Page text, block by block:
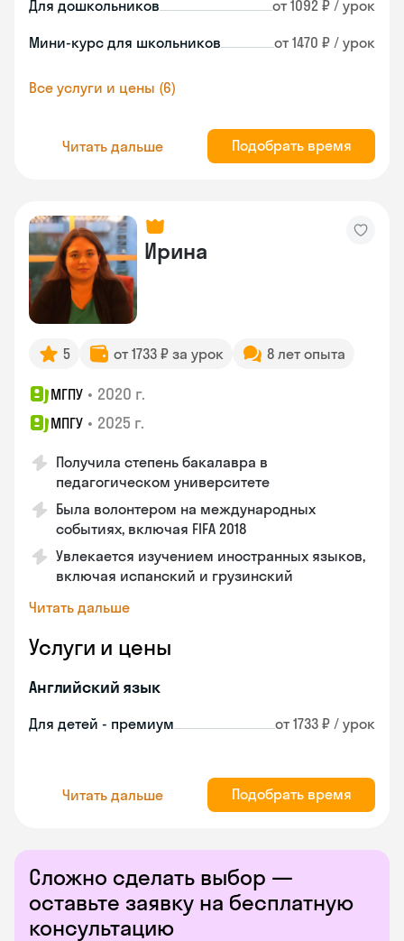
Для дошкольников от 1092 ₽ / урок
Мини-курс для школьников от 1470 ₽ / урок
Все услуги и цены (6)
Читать дальше Подобрать время
Ирина
5 от 1733 ₽ за урок 8 лет опыта
МГПУ • 2020 г.
МПГУ • 2025 г.
Получила степень бакалавра в
педагогическом университете
Была волонтером на международных
событиях, включая FIFA 2018
Увлекается изучением иностранных языков,
включая испанский и грузинский
Читать дальше
Услуги и цены
Английский язык
Для детей - премиум от 1733 ₽ / урок
Читать дальше Подобрать время
Сложно сделать выбор —
оставьте заявку на бесплатную
консультацию